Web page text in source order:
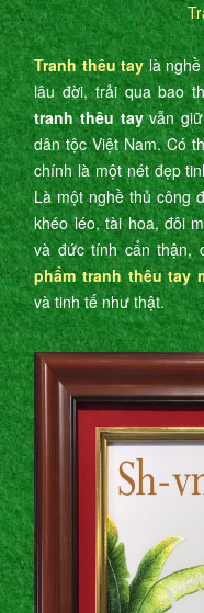
Tranh thêu tay là
lâu đời, trải qua bao
tranh thêu tayvẫn giữ
dân tộc Việt Nam. Có
chính là một nét đẹp
Là một nghề thủ công
khéo léo, tài hoa, đôi
và đức tính cẩn
phẩm tranh thêu tay
và tinh tế như thật.